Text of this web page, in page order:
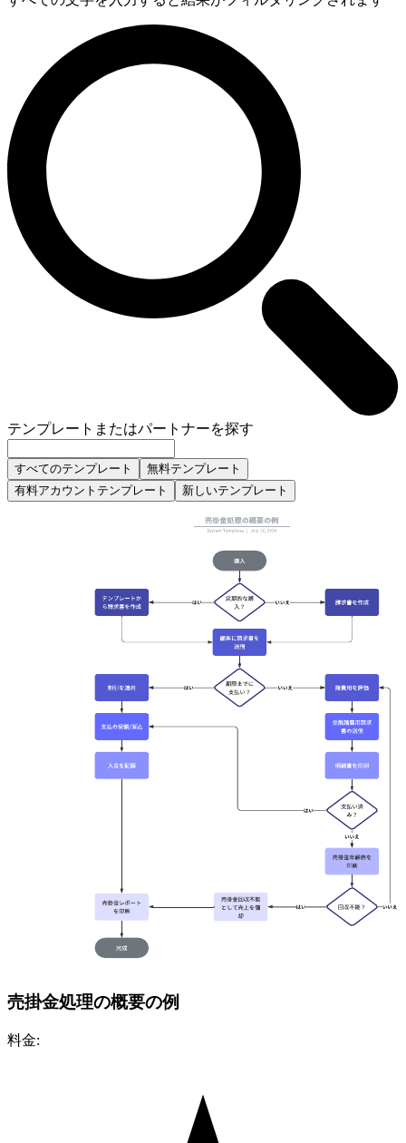
テンプレートまたはパートナーを探す
すべてのテンプレート
無料テンプレート
有料アカウントテンプレート
新しいテンプレート
売掛金処理の概要の例
料金: